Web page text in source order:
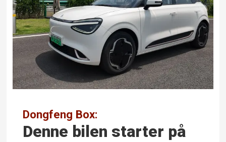
Dongfeng Box:
Denne bilen starter på